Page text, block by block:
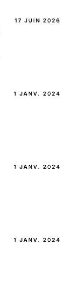
17 JUIN 2026
1 JANV. 2024
1 JANV. 2024
1 JANV. 2024